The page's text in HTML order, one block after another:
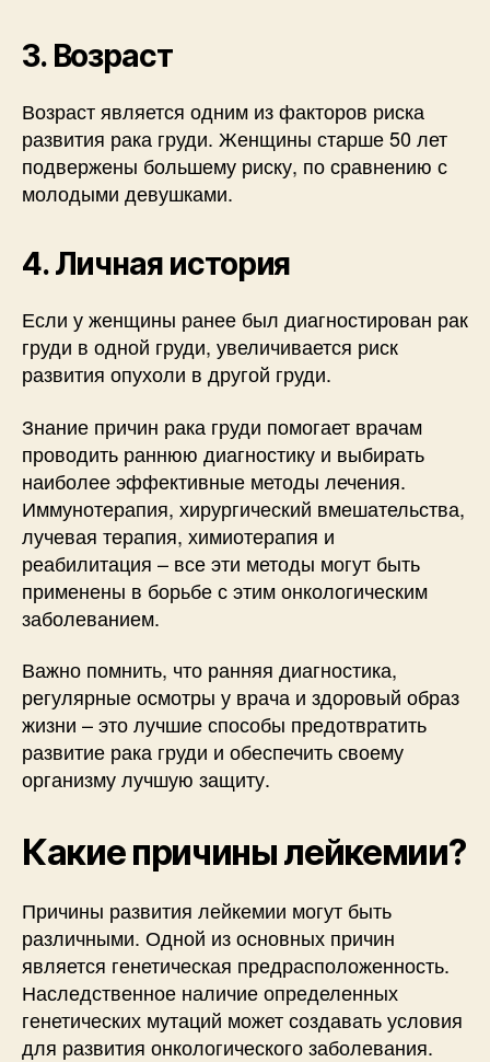
3. Возраст
Возраст является одним из факторов риска
развития рака груди. Женщины старше 50 лет
подвержены большему риску, по сравнению с
молодыми девушками.
4. Личная история
Если у женщины ранее был диагностирован рак
груди в одной груди, увеличивается риск
развития опухоли в другой груди.
Знание причин рака груди помогает врачам
проводить раннюю диагностику и выбирать
наиболее эффективные методы лечения.
Иммунотерапия, хирургический вмешательства,
лучевая терапия, химиотерапия и
реабилитация – все эти методы могут быть
применены в борьбе с этим онкологическим
заболеванием.
Важно помнить, что ранняя диагностика,
регулярные осмотры у врача и здоровый образ
жизни – это лучшие способы предотвратить
развитие рака груди и обеспечить своему
организму лучшую защиту.
Какие причины лейкемии?
Причины развития лейкемии могут быть
различными. Одной из основных причин
является генетическая предрасположенность.
Наследственное наличие определенных
генетических мутаций может создавать условия
для развития онкологического заболевания.